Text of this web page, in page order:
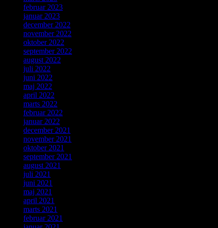
februar 2023
januar 2023
december 2022
november 2022
oktober 2022
september 2022
august 2022
juli 2022
juni 2022
maj 2022
april 2022
marts 2022
februar 2022
januar 2022
december 2021
november 2021
oktober 2021
september 2021
august 2021
juli 2021
juni 2021
maj 2021
april 2021
marts 2021
februar 2021